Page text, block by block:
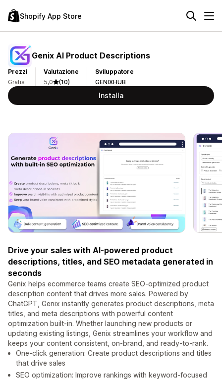
Shopify App Store
Genix AI Product Descriptions
Prezzi
Gratis
Valutazione
5,0
(10)
Sviluppatore
GENIXHUB
Installa
Drive your sales with AI-powered product
descriptions, titles, and SEO metadata generated in
seconds
Genix helps ecommerce teams create SEO-optimized product
description content that drives more sales. Powered by
ChatGPT, Genix instantly generates product descriptions, meta
titles, and meta descriptions with powerful content
optimization built-in. Whether launching new products or
updating existing listings, Genix streamlines your workflow and
keeps your content consistent, on-brand, and ready-to-rank.
One-click generation: Create product descriptions and titles
that drive sales
SEO optimization: Improve rankings with keyword-focused